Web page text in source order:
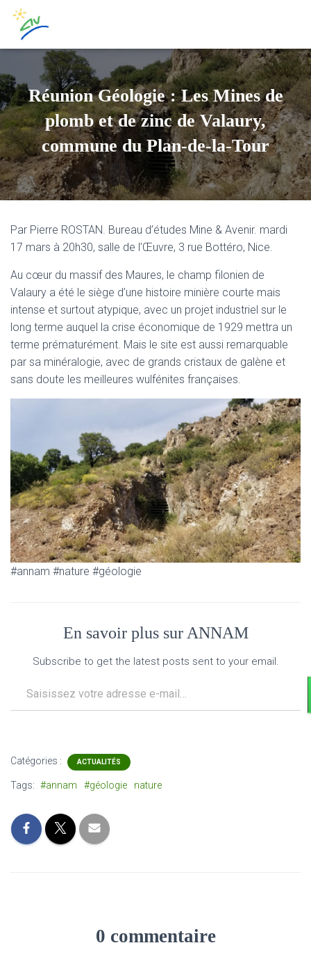
Réunion Géologie : Les Mines de
plomb et de zinc de Valaury,
commune du Plan-de-la-Tour
Par Pierre ROSTAN. Bureau d’études Mine & Avenir. mardi
17 mars à 20h30, salle de l’Œuvre, 3 rue Bottéro, Nice.
Au cœur du massif des Maures, le champ filonien de
Valaury a été le siège d’une histoire minière courte mais
intense et surtout atypique, avec un projet industriel sur le
long terme auquel la crise économique de 1929 mettra un
terme prématurément. Mais le site est aussi remarquable
par sa minéralogie, avec de grands cristaux de galène et
sans doute les meilleures wulfénites françaises.
#annam #nature #géologie
En savoir plus sur ANNAM
Subscribe to get the latest posts sent to your email.
Catégories : ACTUALITÉS
Tags: #annam #géologie nature
0 commentaire